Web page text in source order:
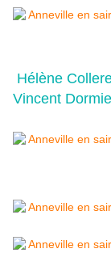
Hélène
Vincent